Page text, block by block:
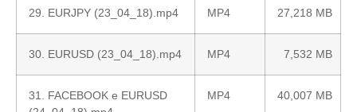
29. EURJPY (23_04_18).mp4 MP4 27,218 MB
30. EURUSD (23_04_18).mp4 MP4 7,532 MB
31. FACEBOOK e EURUSD
MP4 40,007 MB